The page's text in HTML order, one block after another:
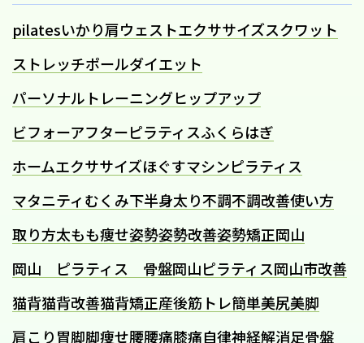
pilatesいかり肩ウェストエクササイズスクワット
ストレッチポールダイエット
パーソナルトレーニングヒップアップ
ビフォーアフターピラティスふくらはぎ
ホームエクササイズほぐすマシンピラティス
マタニティむくみ下半身太り不調不調改善使い方
取り方太もも痩せ姿勢姿勢改善姿勢矯正岡山
岡山 ピラティス 骨盤岡山ピラティス岡山市改善
猫背猫背改善猫背矯正産後筋トレ簡単美尻美脚
肩こり胃脚脚痩せ腰腰痛膝痛自律神経解消足骨盤